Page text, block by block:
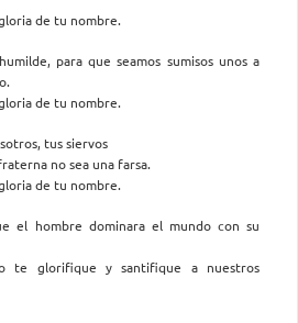
de tu nombre.
para que seamos sumisos unos a
de tu nombre.
tus siervos
no sea una farsa.
de tu nombre.
el hombre dominara el mundo con su
te glorifique y santifique a nuestros